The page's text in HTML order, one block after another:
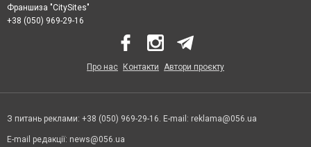
Франшиза "CitySites"
+38 (050) 969-29-16
Про нас Контакти Автори проєкту
З питань реклами: +38 (050) 969-29-16. E-mail: reklama@056.ua
E-mail редакції: news@056.ua